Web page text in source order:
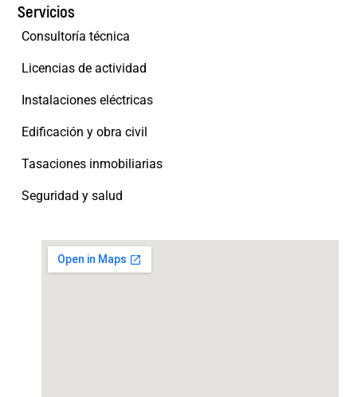
Servicios
Consultoría técnica
Licencias de actividad
Instalaciones eléctricas
Edificación y obra civil
Tasaciones inmobiliarias
Seguridad y salud